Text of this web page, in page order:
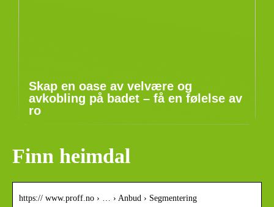
Skap en oase av velvære og
avkobling på badet – få en følelse av
ro
Finn heimdal
https:// www.proff.no › … › Anbud › Segmentering